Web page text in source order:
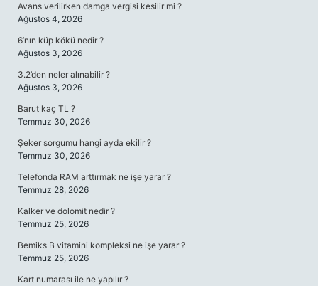
Avans verilirken damga vergisi kesilir mi ?
Ağustos 4, 2026
6’nın küp kökü nedir ?
Ağustos 3, 2026
3.2’den neler alınabilir ?
Ağustos 3, 2026
Barut kaç TL ?
Temmuz 30, 2026
Şeker sorgumu hangi ayda ekilir ?
Temmuz 30, 2026
Telefonda RAM arttırmak ne işe yarar ?
Temmuz 28, 2026
Kalker ve dolomit nedir ?
Temmuz 25, 2026
Bemiks B vitamini kompleksi ne işe yarar ?
Temmuz 25, 2026
Kart numarası ile ne yapılır ?